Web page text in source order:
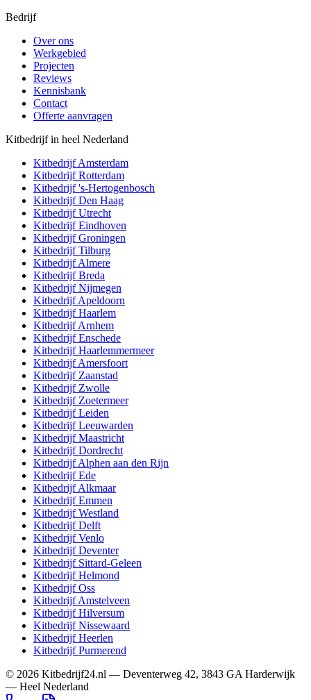
Bedrijf
Over ons
Werkgebied
Projecten
Reviews
Kennisbank
Contact
Offerte aanvragen
Kitbedrijf in heel Nederland
KitbedrijfAmsterdam
KitbedrijfRotterdam
Kitbedrijf's-Hertogenbosch
KitbedrijfDen Haag
KitbedrijfUtrecht
KitbedrijfEindhoven
KitbedrijfGroningen
KitbedrijfTilburg
KitbedrijfAlmere
KitbedrijfBreda
KitbedrijfNijmegen
KitbedrijfApeldoorn
KitbedrijfHaarlem
KitbedrijfArnhem
KitbedrijfEnschede
KitbedrijfHaarlemmermeer
KitbedrijfAmersfoort
Kitbedrijf Zaanstad
Kitbedrijf Zwolle
Kitbedrijf Zoetermeer
KitbedrijfLeiden
KitbedrijfLeeuwarden
KitbedrijfMaastricht
KitbedrijfDordrecht
KitbedrijfAlphen aan den Rijn
KitbedrijfEde
KitbedrijfAlkmaar
KitbedrijfEmmen
KitbedrijfWestland
KitbedrijfDelft
KitbedrijfVenlo
KitbedrijfDeventer
Kitbedrijf Sittard-Geleen
KitbedrijfHelmond
KitbedrijfOss
KitbedrijfAmstelveen
KitbedrijfHilversum
KitbedrijfNissewaard
KitbedrijfHeerlen
KitbedrijfPurmerend
© 2026 Kitbedrijf24.nl — Deventerweg 42, 3843 GA Harderwijk
— Heel Nederland